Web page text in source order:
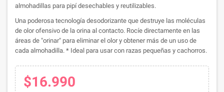
almohadillas para pipí desechables y reutilizables.
Una poderosa tecnología desodorizante que destruye las moléculas
de olor ofensivo de la orina al contacto. Rocíe directamente en las
áreas de "orinar" para eliminar el olor y obtener más de un uso de
cada almohadilla. * Ideal para usar con razas pequeñas y cachorros.
$16.990